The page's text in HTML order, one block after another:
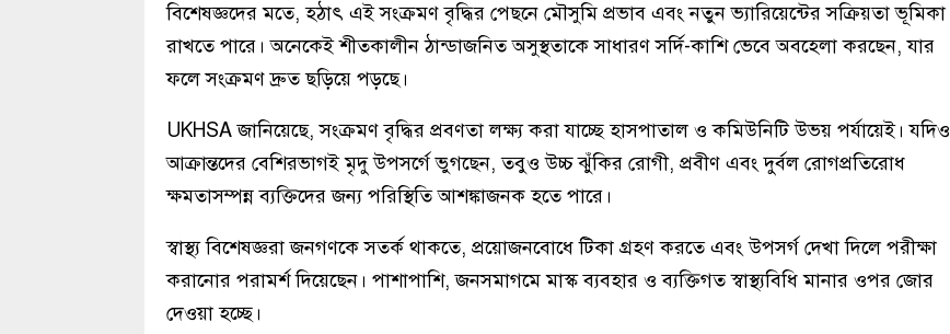
বিশেষজ্ঞদের মতে, হঠাৎ এই সংক্রমণ বৃদ্ধির পেছনে মৌসুমি প্রভাব এবং নতুন ভ্যারিয়েন্টের সক্রিয়তা ভূমিকা
রাখতে পারে। অনেকেই শীতকালীন ঠান্ডাজনিত অসুস্থতাকে সাধারণ সর্দি-কাশি ভেবে অবহেলা করছেন, যার
ফলে সংক্রমণ দ্রুত ছড়িয়ে পড়ছে।
UKHSA জানিয়েছে, সংক্রমণ বৃদ্ধির প্রবণতা লক্ষ্য করা যাচ্ছে হাসপাতাল ও কমিউনিটি উভয় পর্যায়েই। যদিও
আক্রান্তদের বেশিরভাগই মৃদু উপসর্গে ভুগছেন, তবুও উচ্চ ঝুঁকির রোগী, প্রবীণ এবং দুর্বল রোগপ্রতিরোধ
ক্ষমতাসম্পন্ন ব্যক্তিদের জন্য পরিস্থিতি আশঙ্কাজনক হতে পারে।
স্বাস্থ্য বিশেষজ্ঞরা জনগণকে সতর্ক থাকতে, প্রয়োজনবোধে টিকা গ্রহণ করতে এবং উপসর্গ দেখা দিলে পরীক্ষা
করানোর পরামর্শ দিয়েছেন। পাশাপাশি, জনসমাগমে মাস্ক ব্যবহার ও ব্যক্তিগত স্বাস্থ্যবিধি মানার ওপর জোর
দেওয়া হচ্ছে।